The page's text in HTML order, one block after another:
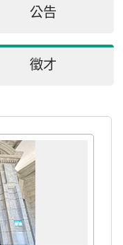
公告
徵才